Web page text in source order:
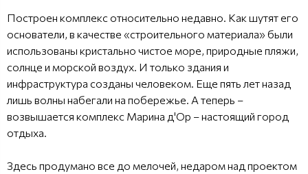
Построен комплекс относительно недавно. Как шутят его
основатели, в качестве «строительного материала» были
использованы кристально чистое море, природные пляжи,
солнце и морской воздух. И только здания и
инфраструктура созданы человеком. Еще пять лет назад
лишь волны набегали на побережье. А теперь –
возвышается комплекс Марина д'Ор – настоящий город
отдыха.
Здесь продумано все до мелочей, недаром над проектом